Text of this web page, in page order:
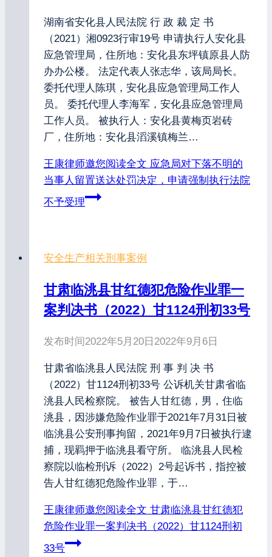
湖南省安化县人民法院 行 政 裁 定 书
（2021）湘0923行审19号 申请执行人安化县
应急管理局，住所地：安化县东坪镇原县人防
办办公楼。 法定代表人张志华，该局局长。
委托代理人陈琪，安化县应急管理局工作人
员。 委托代理人李海军，安化县应急管理局
工作人员。 被执行人：安化县黄梅页岩砖
厂，住所地：安化县滔溪镇梅兰…
王康律师邀您阅读全文 应急局对下落不明的
当事人留置送达处罚决定，申请强制执行法院
不予受理
安全生产相关刑事案例
甘肃临洮县甘红德犯危险作业罪一
案判决书（2022）甘1124刑初33号
发布时间2022年5月20日 2022年9月6日
甘肃省临洮县人民法院 刑 事 判 决 书
（2022）甘1124刑初33号 公诉机关甘肃省临
洮县人民检察院。 被告人甘红德，男，住临
洮县，因涉嫌危险作业罪于2021年7月31日被
临洮县公安刑事拘留，2021年9月7日被执行逮
捕，现羁押于临洮县看守所。 临洮县人民检
察院以临检刑诉（2022）2号起诉书，指控被
告人甘红德犯危险作业罪，于…
王康律师邀您阅读全文 甘肃临洮县甘红德犯
危险作业罪一案判决书（2022）甘1124刑初
33号